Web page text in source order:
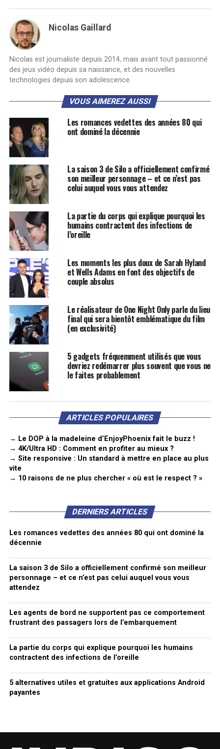
Nicolas Gaillard
Nicolas est journaliste depuis 2014, mais avant tout passionné
des jeux vidéo depuis sa naissance, et des nouvelles
technologies depuis son adolescence.
VOUS AIMEREZ AUSSI
Les romances vedettes des années 80 qui
ont dominé la décennie
La saison 3 de Silo a officiellement confirmé
son meilleur personnage – et ce n’est pas
celui auquel vous vous attendez
La partie du corps qui explique pourquoi les
humains contractent des infections de
l’oreille
Les moments les plus doux de Sarah Hyland
et Wells Adams en font des objectifs de
couple absolus
Le réalisateur de One Night Only parle du lieu
final qui sera bientôt emblématique du film
(en exclusivité)
5 gadgets fréquemment utilisés que vous
devriez redémarrer plus souvent que vous ne
le faites probablement
ARTICLES POPULAIRES
→ Le DOP à la madeleine d’EnjoyPhoenix fait le buzz !
→ 4K/Ultra HD : Comment en profiter au mieux ?
→ Site responsive : Un standard à mettre en place au plus
vite
→ 10 raisons de ne plus chercher « où est le respect ? »
DERNIERS ARTICLES
Les romances vedettes des années 80 qui ont dominé la
décennie
La saison 3 de Silo a officiellement confirmé son meilleur
personnage – et ce n’est pas celui auquel vous vous
attendez
Les agents de bord ne supportent pas ce comportement
frustrant des passagers lors de l’embarquement
La partie du corps qui explique pourquoi les humains
contractent des infections de l’oreille
5 alternatives utiles et gratuites aux applications Android
payantes